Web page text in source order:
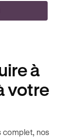
à
votre
complet, nos